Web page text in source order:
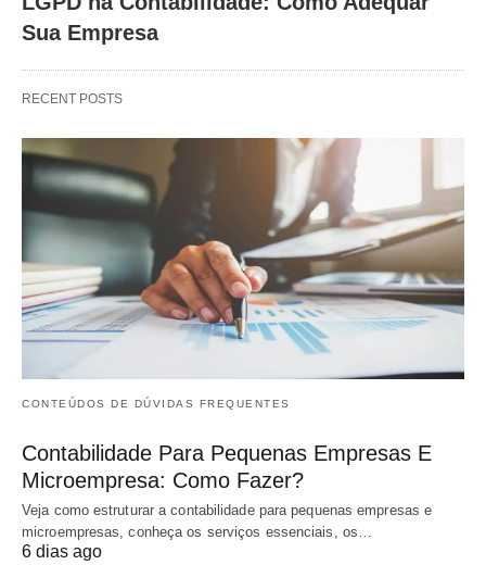
Sua Empresa
RECENT POSTS
CONTEÚDOS DE DÚVIDAS FREQUENTES
Contabilidade Para Pequenas Empresas E
Microempresa: Como Fazer?
Veja como estruturar a contabilidade para pequenas empresas e
microempresas, conheça os serviços essenciais, os…
6 dias ago